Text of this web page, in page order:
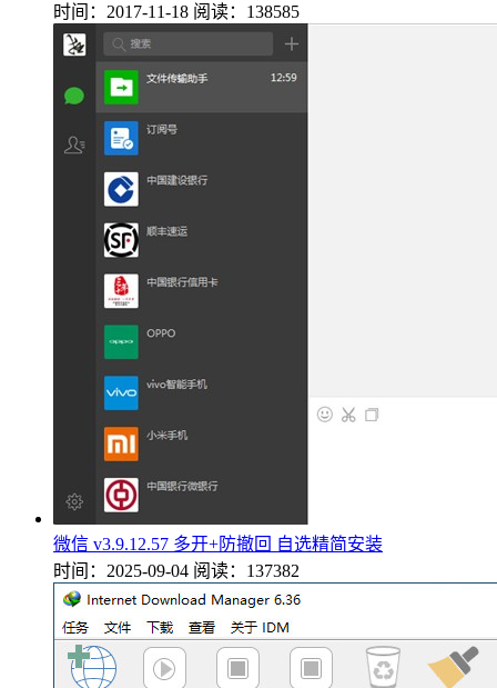
时间：2017-11-18 阅读：138585
微信 v3.9.12.57 多开+防撤回 自选精简安装
时间：2025-09-04 阅读：137382